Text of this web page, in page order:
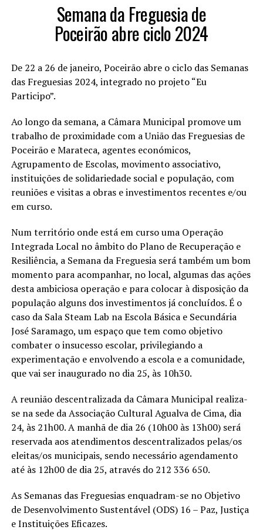
Semana da Freguesia de
Poceirão abre ciclo 2024
De 22 a 26 de janeiro, Poceirão abre o ciclo das Semanas
das Freguesias 2024, integrado no projeto “Eu
Participo”.
Ao longo da semana, a Câmara Municipal promove um
trabalho de proximidade com a União das Freguesias de
Poceirão e Marateca, agentes económicos,
Agrupamento de Escolas, movimento associativo,
instituições de solidariedade social e população, com
reuniões e visitas a obras e investimentos recentes e/ou
em curso.
Num território onde está em curso uma Operação
Integrada Local no âmbito do Plano de Recuperação e
Resiliência, a Semana da Freguesia será também um bom
momento para acompanhar, no local, algumas das ações
desta ambiciosa operação e para colocar à disposição da
população alguns dos investimentos já concluídos. É o
caso da Sala Steam Lab na Escola Básica e Secundária
José Saramago, um espaço que tem como objetivo
combater o insucesso escolar, privilegiando a
experimentação e envolvendo a escola e a comunidade,
que vai ser inaugurado no dia 25, às 10h30.
A reunião descentralizada da Câmara Municipal realiza-
se na sede da Associação Cultural Agualva de Cima, dia
24, às 21h00. A manhã de dia 26 (10h00 às 13h00) será
reservada aos atendimentos descentralizados pelas/os
eleitas/os municipais, sendo necessário agendamento
até às 12h00 de dia 25, através do 212 336 650.
As Semanas das Freguesias enquadram-se no Objetivo
de Desenvolvimento Sustentável (ODS) 16 – Paz, Justiça
e Instituições Eficazes.